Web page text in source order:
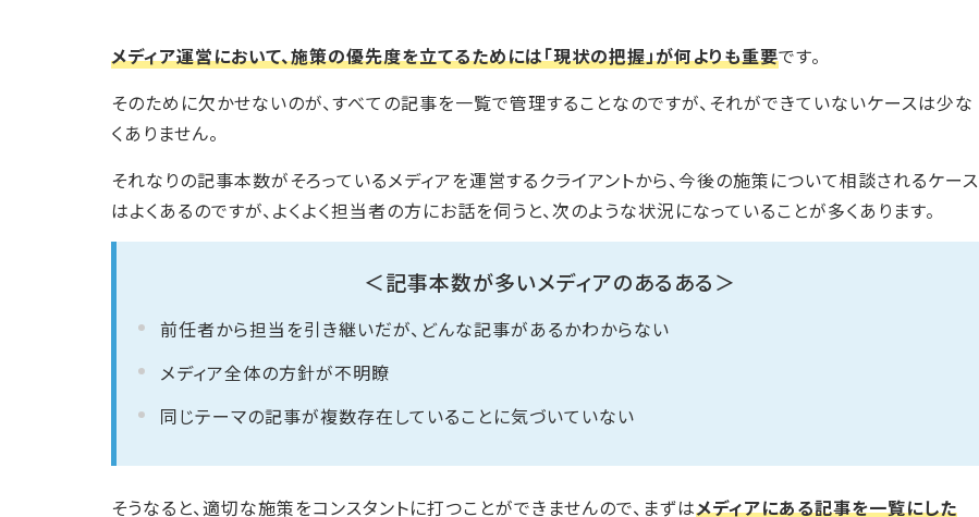
メディア運営において、施策の優先度を立てるためには「現状の把握」が何よりも重要です。
そのために欠かせないのが、すべての記事を一覧で管理することなのですが、それができていないケースは少な
くありません。
それなりの記事本数がそろっているメディアを運営するクライアントから、今後の施策について相談されるケース
はよくあるのですが、よくよく担当者の方にお話を伺うと、次のような状況になっていることが多くあります。
＜記事本数が多いメディアのあるある＞
前任者から担当を引き継いだが、どんな記事があるかわからない
メディア全体の方針が不明瞭
同じテーマの記事が複数存在していることに気づいていない
そうなると、適切な施策をコンスタントに打つことができませんので、まずはメディアにある記事を一覧にした